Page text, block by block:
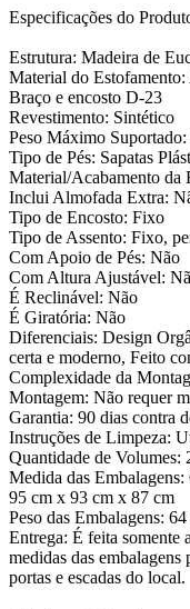
Especificações do
Estrutura: Madeira de
Material do
Braço e encosto D-23
Revestimento: Sintético
Peso Máximo
Tipo de Pés: Sapatas
Material/Acabamento da
Inclui Almofada Extra:
Tipo de Encosto: Fixo
Tipo de Assento: Fixo,
Com Apoio de Pés: Não
Com Altura Ajustável:
É Reclinável: Não
É Giratória: Não
Diferenciais: Design
certa e moderno, Feito
Complexidade da
Montagem: Não requer
Garantia: 90 dias contra
Instruções de Limpeza:
Quantidade de Volumes:
Medida das
95 cm x 93 cm x 87 cm
Peso das Embalagens:
Entrega: É feita somente
medidas das embalagens
portas e escadas do local.